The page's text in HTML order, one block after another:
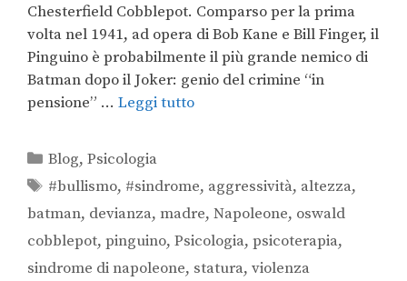
Chesterfield Cobblepot. Comparso per la prima
volta nel 1941, ad opera di Bob Kane e Bill Finger, il
Pinguino è probabilmente il più grande nemico di
Batman dopo il Joker: genio del crimine “in
pensione” … Leggi tutto
Blog,Psicologia
#bullismo, #sindrome, aggressività, altezza,
batman, devianza, madre, Napoleone, oswald
cobblepot, pinguino, Psicologia, psicoterapia,
sindrome di napoleone, statura, violenza